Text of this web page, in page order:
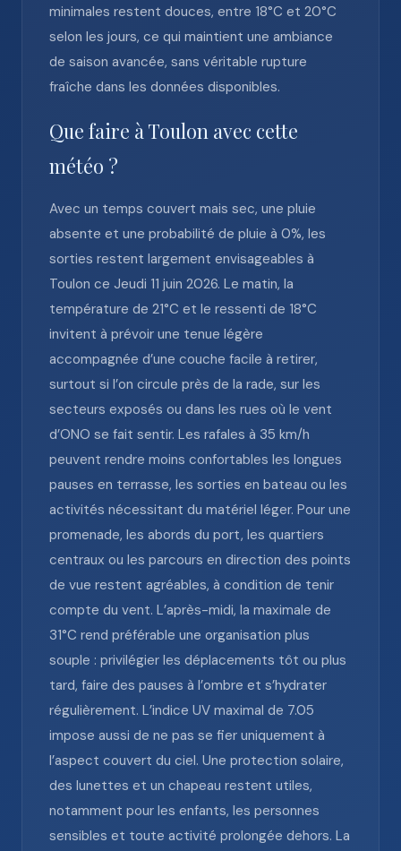
minimales restent douces, entre 18°C et 20°C
selon les jours, ce qui maintient une ambiance
de saison avancée, sans véritable rupture
fraîche dans les données disponibles.
Que faire à Toulon avec cette
météo ?
Avec un temps couvert mais sec, une pluie
absente et une probabilité de pluie à 0%, les
sorties restent largement envisageables à
Toulon ce Jeudi 11 juin 2026. Le matin, la
température de 21°C et le ressenti de 18°C
invitent à prévoir une tenue légère
accompagnée d’une couche facile à retirer,
surtout si l’on circule près de la rade, sur les
secteurs exposés ou dans les rues où le vent
d’ONO se fait sentir. Les rafales à 35 km/h
peuvent rendre moins confortables les longues
pauses en terrasse, les sorties en bateau ou les
activités nécessitant du matériel léger. Pour une
promenade, les abords du port, les quartiers
centraux ou les parcours en direction des points
de vue restent agréables, à condition de tenir
compte du vent. L’après-midi, la maximale de
31°C rend préférable une organisation plus
souple : privilégier les déplacements tôt ou plus
tard, faire des pauses à l’ombre et s’hydrater
régulièrement. L’indice UV maximal de 7.05
impose aussi de ne pas se fier uniquement à
l’aspect couvert du ciel. Une protection solaire,
des lunettes et un chapeau restent utiles,
notamment pour les enfants, les personnes
sensibles et toute activité prolongée dehors. La